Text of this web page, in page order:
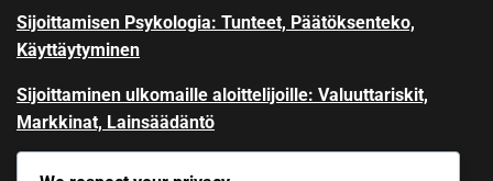
Sijoittamisen Psykologia: Tunteet, Päätöksenteko,
Käyttäytyminen
Sijoittaminen ulkomaille aloittelijoille: Valuuttariskit,
Markkinat, Lainsäädäntö